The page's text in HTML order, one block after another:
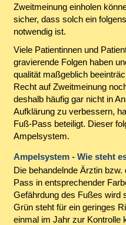
Zweitmeinung einholen
sicher, dass solch ein
notwendig ist.
Viele Patientinnen und
gravierende Folgen haben
qualität maßgeblich
Recht auf Zweitmeinung
deshalb häufig gar nicht in
Aufklärung zu verbessern,
Fuß-Pass beteiligt. Dieser
Ampelsystem.
Ampelsystem - Wie steht
Die behandelnde Ärztin
Pass in entsprechender
Gefährdung des Fußes wird
Grün steht für ein geringes
einmal im Jahr zur Kontrolle